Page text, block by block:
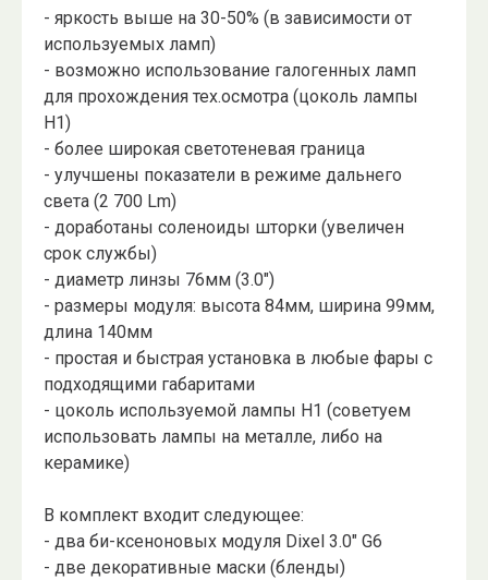
- яркость выше на 30-50% (в зависимости от
используемых ламп)
- возможно использование галогенных ламп
для прохождения тех.осмотра (цоколь лампы
Н1)
- более широкая светотеневая граница
- улучшены показатели в режиме дальнего
света (2 700 Lm)
- доработаны соленоиды шторки (увеличен
срок службы)
- диаметр линзы 76мм (3.0")
- размеры модуля: высота 84мм, ширина 99мм,
длина 140мм
- простая и быстрая установка в любые фары с
подходящими габаритами
- цоколь используемой лампы Н1 (советуем
использовать лампы на металле, либо на
керамике)
В комплект входит следующее:
- два би-ксеноновых модуля Dixel 3.0" G6
- две декоративные маски (бленды)